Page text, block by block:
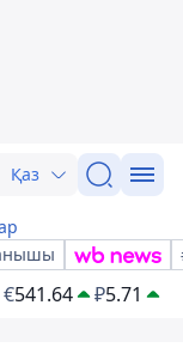
Қаз
€541.64 ₽5.71